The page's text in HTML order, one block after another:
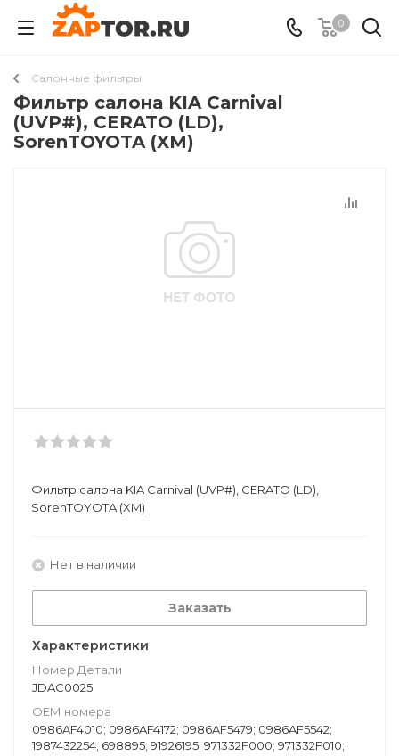
0
Салонные фильтры
Фильтр салона KIA Carnival
(UVP#), CERATO (LD),
SorenTOYOTA (XM)
Фильтр салона KIA Carnival (UVP#), CERATO (LD),
SorenTOYOTA (XM)
Нет в наличии
Заказать
Характеристики
Номер Детали
JDAC0025
ОЕМ номера
0986AF4010; 0986AF4172; 0986AF5479; 0986AF5542;
1987432254; 698895; 91926195; 971332F000; 971332F010;